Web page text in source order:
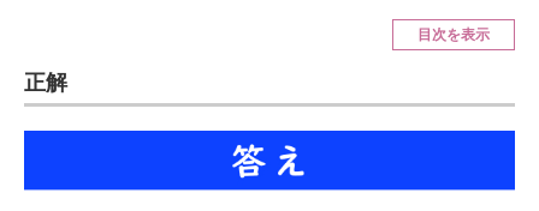
ITの今と未来を見通す
スマホと通信の最新トレンド
目次を表示
正解